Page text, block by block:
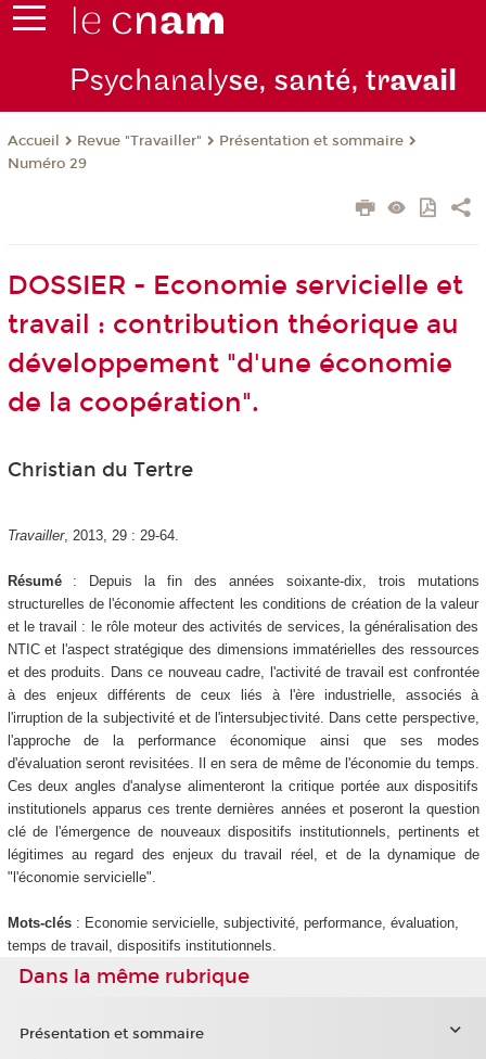
Psychanalyse, santé, travail
Accueil Revue "Travailler"
Présentation et sommaire
Numéro 29
DOSSIER - Economie servicielle et
travail : contribution théorique au
développement "d'une économie
de la coopération".
Christian du Tertre
Travailler, 2013, 29 : 29-64.
Résumé: Depuis la fin des années soixante-dix, trois mutations
structurelles de l'économie affectent les conditions de création de la valeur
et le travail : le rôle moteur des activités de services, la généralisation des
NTIC et l'aspect stratégique des dimensions immatérielles des ressources
et des produits. Dans ce nouveau cadre, l'activité de travail est confrontée
à des enjeux différents de ceux liés à l'ère industrielle, associés à
l'irruption de la subjectivité et de l'intersubjectivité. Dans cette perspective,
l'approche de la performance économique ainsi que ses modes
d'évaluation seront revisitées. Il en sera de même de l'économie du temps.
Ces deux angles d'analyse alimenteront la critique portée aux dispositifs
institutionels apparus ces trente dernières années et poseront la question
clé de l'émergence de nouveaux dispositifs institutionnels, pertinents et
légitimes au regard des enjeux du travail réel, et de la dynamique de
"l'économie servicielle".
Mots-clés: Economie servicielle, subjectivité, performance, évaluation,
temps de travail, dispositifs institutionnels.
Dans la même rubrique
Présentation et sommaire